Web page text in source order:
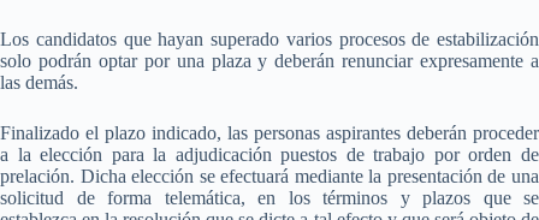
Los candidatos que hayan superado varios procesos de estabilización
solo podrán optar por una plaza y deberán renunciar expresamente a
las demás.
Finalizado el plazo indicado, las personas aspirantes deberán proceder
a la elección para la adjudicación puestos de trabajo por orden de
prelación. Dicha elección se efectuará mediante la presentación de una
solicitud de forma telemática, en los términos y plazos que se